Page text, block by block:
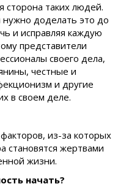
сторона таких людей.
нужно доделать это до
и исправляя каждую
представители
своего дела,
честные и
и другие
в своем деле.
из-за которых
становятся жертвами
жизни.
начать?